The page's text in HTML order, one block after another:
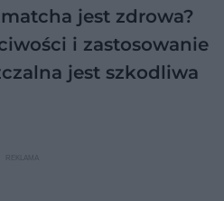
jest zdrowa?
i zastosowanie
jest szkodliwa